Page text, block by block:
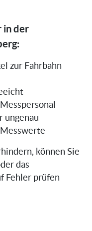
in der
zur Fahrbahn
ungenau
können Sie
das
Fehler prüfen